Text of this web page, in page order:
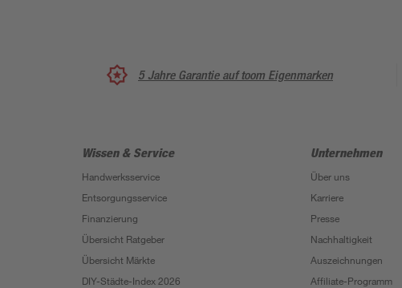
5 Jahre Garantie auf toom Eigenmarken
Wissen & Service
Handwerksservice
Entsorgungsservice
Finanzierung
Übersicht Ratgeber
Übersicht Märkte
DIY-Städte-Index 2026
Unternehmen
Über uns
Karriere
Presse
Nachhaltigkeit
Auszeichnungen
Affiliate-Programm